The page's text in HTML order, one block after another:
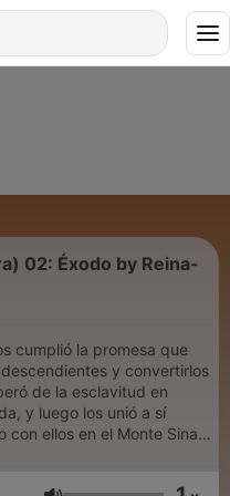
02: Éxodo by Reina-
cumplió la promesa que
y convertirlos
de la esclavitud en
y luego los unió a sí
con ellos en el Monte Sinaí.
y como líder de Israel,